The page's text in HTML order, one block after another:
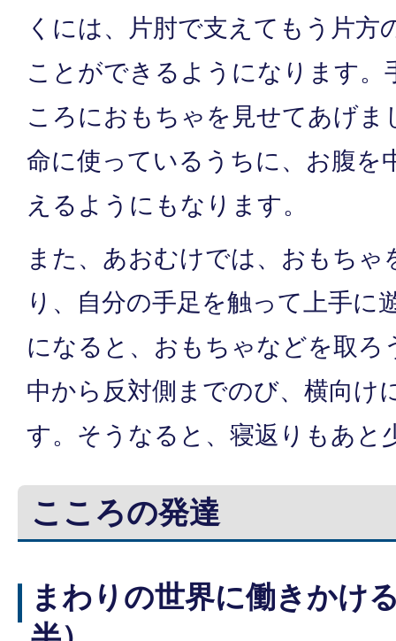
くには、片肘で支えてもう片方
ことができるようになります。
ころにおもちゃを見せてあげま
命に使っているうちに、お腹を
えるようにもなります。
また、あおむけでは、おもちゃ
り、自分の手足を触って上手に
になると、おもちゃなどを取ろ
中から反対側までのび、横向け
す。そうなると、寝返りもあと
こころの発達
まわりの世界に働きかけ